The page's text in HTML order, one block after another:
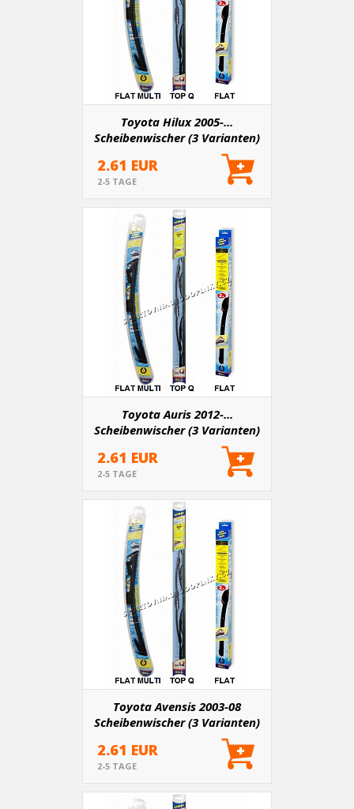
Toyota Hilux 2005-...
Scheibenwischer (3 Varianten)
2.61 EUR
2-5 TAGE
Toyota Auris 2012-...
Scheibenwischer (3 Varianten)
2.61 EUR
2-5 TAGE
Toyota Avensis 2003-08
Scheibenwischer (3 Varianten)
2.61 EUR
2-5 TAGE